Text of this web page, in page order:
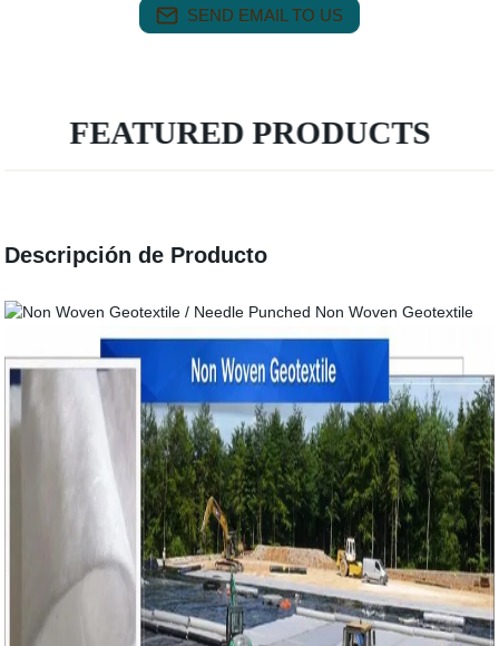
SEND EMAIL TO US
FEATURED PRODUCTS
Descripción de Producto